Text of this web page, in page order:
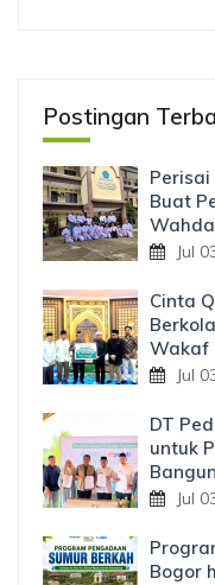
Postingan
Buat
Jul
Cinta
Wakaf
Jul
DT
untuk
Jul
Bogor h